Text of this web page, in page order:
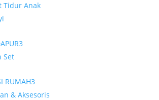
Tidur Anak
3
Set
RUMAH3
& Aksesoris